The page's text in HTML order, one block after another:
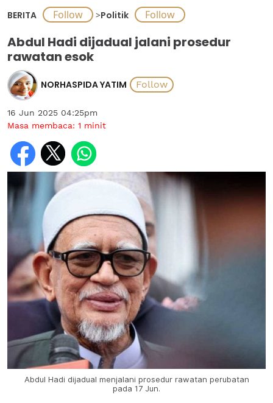
BERITA >Politik
Abdul Hadi dijadual jalani prosedur
rawatan esok
NORHASPIDA YATIM
16 Jun 2025 04:25pm
Masa membaca: 1 minit
Abdul Hadi dijadual menjalani prosedur rawatan perubatan
pada 17 Jun.